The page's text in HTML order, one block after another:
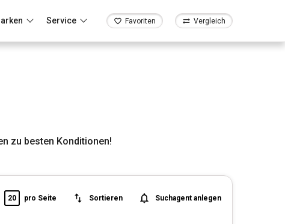
Service Favoriten Vergleich
zu besten Konditionen!
20 pro Seite Sortieren Suchagent anlegen